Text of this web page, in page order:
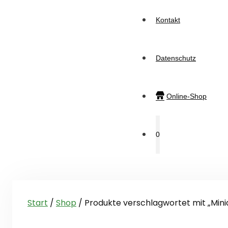
Kontakt
Datenschutz
Online-Shop
0
Start / Shop / Produkte verschlagwortet mit